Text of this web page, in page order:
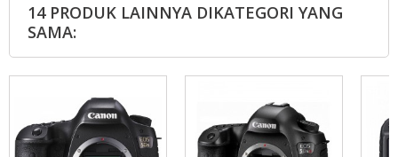
14 PRODUK LAINNYA DIKATEGORI YANG
SAMA: